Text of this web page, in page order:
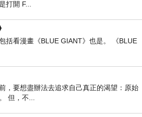
打開 F...
括看漫畫《BLUE GIANT》也是。 《BLUE
，要想盡辦法去追求自己真正的渴望：原始
但，不...